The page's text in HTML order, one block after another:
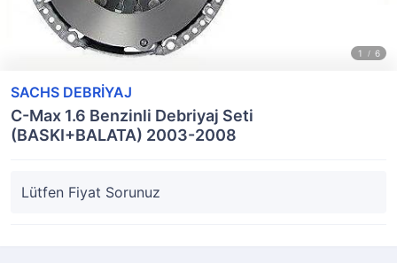
SACHS DEBRİYAJ
C-Max 1.6 Benzinli Debriyaj Seti
(BASKI+BALATA) 2003-2008
Lütfen Fiyat Sorunuz